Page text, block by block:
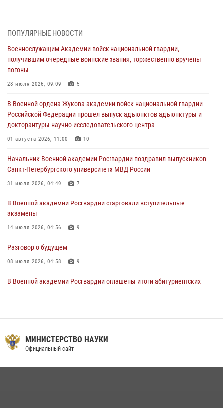
27 июля 2026, 14:49 7
Военная академия информирует!
23 июля 2026, 04:51
Курсант Военной академии войск национальной гвардии принял
22 июля 2026, 09:41
Мастер‑класс по стрельбе: точность, тактика, профессионализм
20 июля 2026, 11:17
108 лет со дня образования подразделений связи войск
ПОПУЛЯРНЫЕ НОВОСТИ
Военнослужащим Академии войск национальной гвардии,
получившим очередные воинские звания, торжественно вручены
погоны
28 июля 2026, 09:09 5
В Военной ордена Жукова академии войск национальной гвардии
Российской Федерации прошел выпуск адъюнктов адъюнктуры и
докторантуры научно-исследовательского центра
01 августа 2026, 11:00 10
Начальник Военной академии Росгвардии поздравил выпускников
Санкт-Петербургского университета МВД России
31 июля 2026, 04:49 7
В Военной академии Росгвардии стартовали вступительные
экзамены
14 июля 2026, 04:56 9
Разговор о будущем
08 июля 2026, 04:58 9
В Военной академии Росгвардии оглашены итоги абитуриентских
09 июля 2026, 11:58 9
МИНИСТЕРСТВО НАУКИ
Официальный сайт